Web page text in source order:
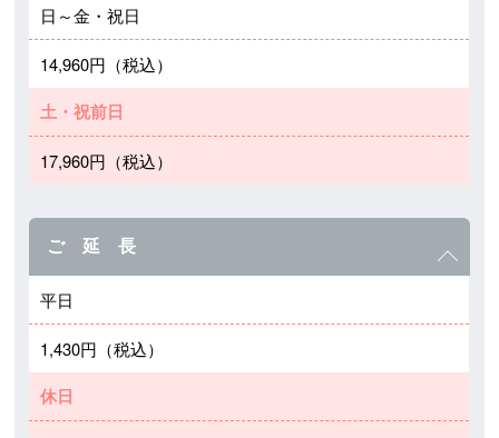
日～金・祝日
14,960円（税込）
土・祝前日
17,960円（税込）
ご 延 長
平日
1,430円（税込）
休日